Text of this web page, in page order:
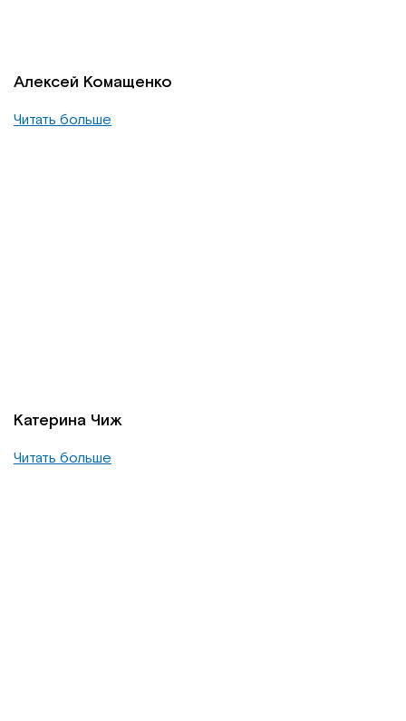
Алексей Комащенко
Читать больше
Катерина Чиж
Читать больше